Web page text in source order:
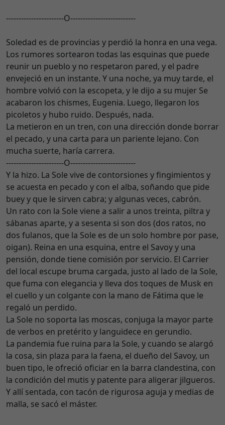
-----------------------O--------------------------
Soledad es de provincias y perdió la honra en una vega.
Los rumores sortearon todas las esquinas que puede
reunir un pueblo y no respetaron pared, y el padre
envejeció en un instante. Y una noche, ya muy tarde, el
hombre volvió con la escopeta, y le dijo a su mujer Se
acabaron los chismes, Eugenia. Luego, llegaron los
picoletos y hubo ruido. Después, nada.
La metieron en un tren, con una dirección donde borrar
el pecado, y una carta para un pariente lejano. Con
mucha suerte, haría carrera.
-----------------------O--------------------------
Y la hizo. La Sole vive de contorsiones y fingimientos y
se acuesta en pecado y con el alba, soñando que pide
buey y que le sirven cabra; y algunas veces, cabrón.
Un rato con la Sole viene a salir a unos treinta, piltra y
sábanas aparte, y a sesenta si son dos (dos ratos, no
dos fulanos, que la Sole es de un solo hombre por pase,
oigan). Reina en una esquina, entre el Savoy y una
pensión, donde tiene comisión por servicio. El Carrier
del local escupe bruma cargada, justo al lado de la Sole,
que fuma con elegancia y lleva dos toques de Musk en
el cuello y un colgante con la mano de Fátima que le
regaló un perdido.
La Sole no soporta las moscas, conjuga la mayor parte
de verbos en pretérito y languidece en gerundio.
La pandemia fue ruina para la Sole, y cuando se alargó
la cosa, sin plaza para la faena, el dueño del Savoy, un
buen tipo, le ofreció oficiar en la barra clandestina, con
la condición del mutis y patente para aligerar jilgueros.
Y allí sentada, con tacón de rigurosa aguja y medias de
malla, se sacó el máster.